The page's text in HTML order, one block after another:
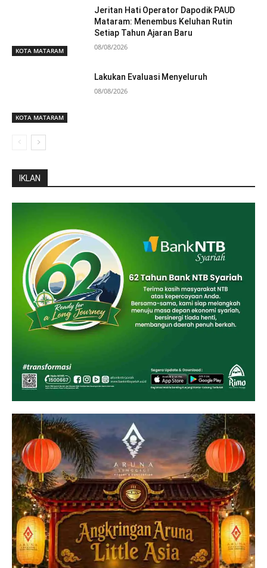
KOTA MATARAM
Jeritan Hati Operator Dapodik PAUD
Mataram: Menembus Keluhan Rutin
Setiap Tahun Ajaran Baru
08/08/2026
KOTA MATARAM
Lakukan Evaluasi Menyeluruh
08/08/2026
IKLAN